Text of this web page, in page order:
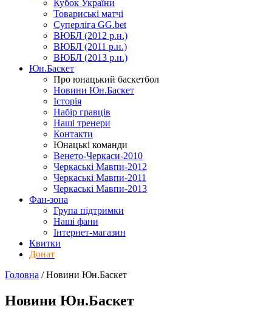
Кубок України
Товариські матчі
Суперліга GG.bet
ВЮБЛ (2012 р.н.)
ВЮБЛ (2011 р.н.)
ВЮБЛ (2013 р.н.)
Юн.Баскет
Про юнацький баскетбол
Новини Юн.Баскет
Історія
Набір гравців
Наші тренери
Контакти
Юнацькі команди
Венето-Черкаси-2010
Черкаські Мавпи-2012
Черкаські Мавпи-2011
Черкаські Мавпи-2013
Фан-зона
Група підтримки
Наші фани
Інтернет-магазин
Квитки
Донат
Головна /Новини Юн.Баскет
Новини Юн.Баскет